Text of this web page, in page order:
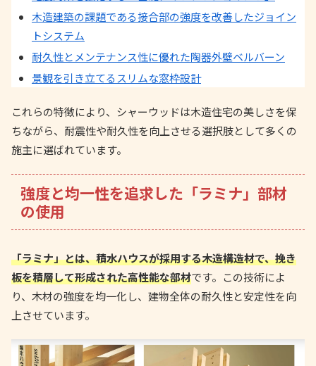
木造建築の課題である接合部の強度を改善したジョイン
トシステム
耐久性とメンテナンス性に優れた陶器外壁ベルバーン
景観を引き立てるスリムな窓枠設計
これらの特徴により、シャーウッドは木造住宅の美しさを保
ちながら、耐震性や耐久性を向上させる選択肢として多くの
施主に選ばれています。
強度と均一性を追求した「ラミナ」部材
の使用
「ラミナ」とは、積水ハウスが採用する木造構造材で、挽き
板を積層して形成された高性能な部材です。この技術によ
り、木材の強度を均一化し、建物全体の耐久性と安定性を向
上させています。